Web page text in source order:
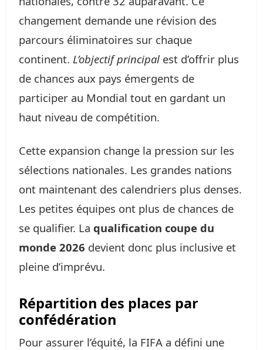
changement demande une révision des
parcours éliminatoires sur chaque
continent. L’objectif principal est d’offrir plus
de chances aux pays émergents de
participer au Mondial tout en gardant un
haut niveau de compétition.
Cette expansion change la pression sur les
sélections nationales. Les grandes nations
ont maintenant des calendriers plus denses.
Les petites équipes ont plus de chances de
se qualifier. La qualification coupe du
monde 2026 devient donc plus inclusive et
pleine d’imprévu.
Répartition des places par
confédération
Pour assurer l’équité, la FIFA a défini une